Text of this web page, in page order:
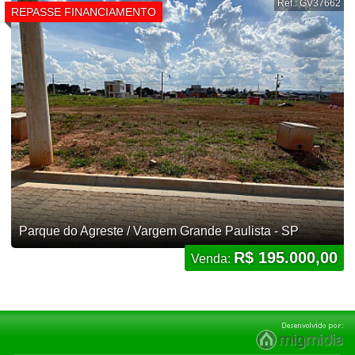
REPASSE FINANCIAMENTO
Ref.: GV37662
Parque do Agreste / Vargem Grande Paulista - SP
Venda: R$ 195.000,00